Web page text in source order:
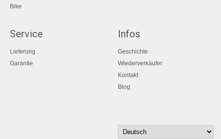
Bike
Service
Lieferung
Garantie
Infos
Geschichte
Wiederverkäufer
Kontakt
Blog